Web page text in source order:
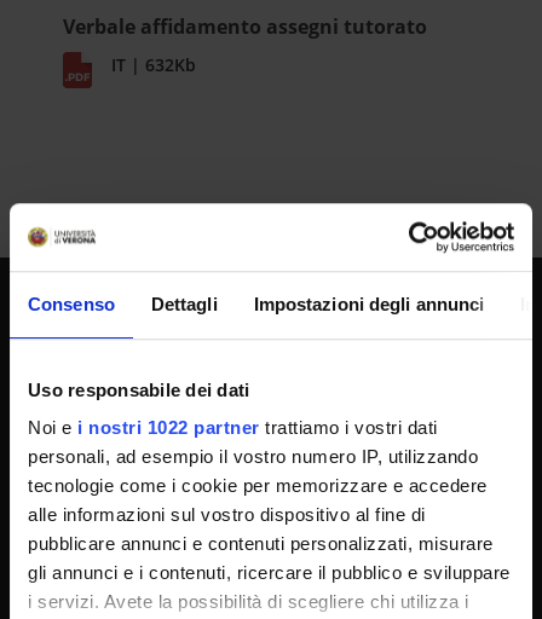
Consenso Dettagli Impostazioni degli annunci
Uso responsabile dei dati
Noi e i nostri 1022 partner trattiamo i vostri dati
personali, ad esempio il vostro numero IP, utilizzando
tecnologie come i cookie per memorizzare e accedere
alle informazioni sul vostro dispositivo al fine di
pubblicare annunci e contenuti personalizzati, misurare
gli annunci e i contenuti, ricercare il pubblico e sviluppare
i servizi. Avete la possibilità di scegliere chi utilizza i
Verbale affidamento assegni tutorato
IT | 632Kb
SPORTELLO ATENEO
Amministrazione trasparente
Albo Ufficiale
Concorsi
Gare di appalto
Atti di notifica